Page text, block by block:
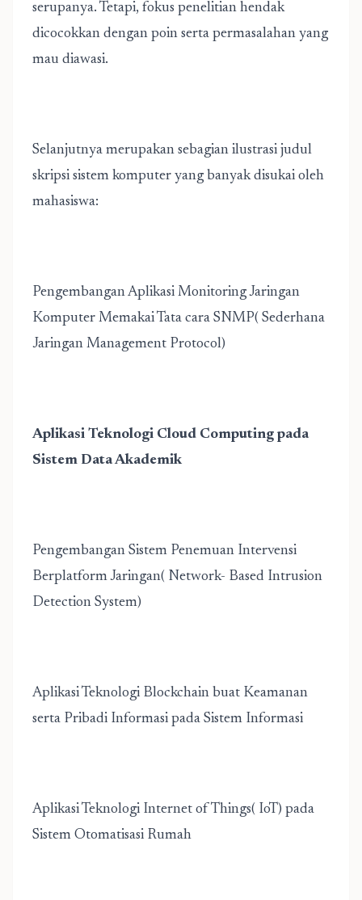
serupanya. Tetapi, fokus penelitian hendak
dicocokkan dengan poin serta permasalahan yang
mau diawasi.
Selanjutnya merupakan sebagian ilustrasi judul
skripsi sistem komputer yang banyak disukai oleh
mahasiswa:
Pengembangan Aplikasi Monitoring Jaringan
Komputer Memakai Tata cara SNMP( Sederhana
Jaringan Management Protocol)
Aplikasi Teknologi Cloud Computing pada
Sistem Data Akademik
Pengembangan Sistem Penemuan Intervensi
Berplatform Jaringan( Network- Based Intrusion
Detection System)
Aplikasi Teknologi Blockchain buat Keamanan
serta Pribadi Informasi pada Sistem Informasi
Aplikasi Teknologi Internet of Things( IoT) pada
Sistem Otomatisasi Rumah